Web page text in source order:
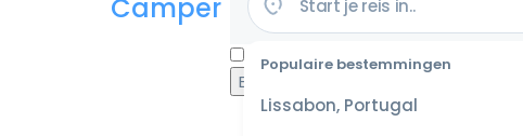
Populaire bestemmingen
Lissabon, Portugal
Camper huren in de VS